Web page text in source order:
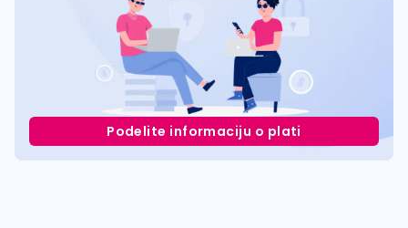
Podelite informaciju o plati